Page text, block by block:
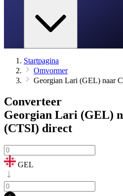
Startpagina
Omvormer
Georgian Lari (GEL) naar
Converteer
Georgian Lari (GEL)
(CTSI) direct
GEL